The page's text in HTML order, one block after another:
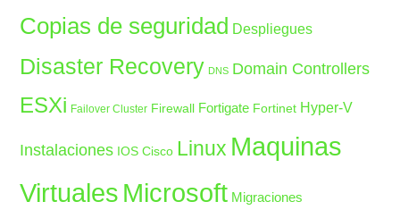
Copias de seguridad Despliegues
Disaster Recovery DNS Domain Controllers
ESXi Failover Cluster Firewall Fortigate Fortinet Hyper-V
Instalaciones IOS Cisco Linux Maquinas
Virtuales Microsoft Migraciones